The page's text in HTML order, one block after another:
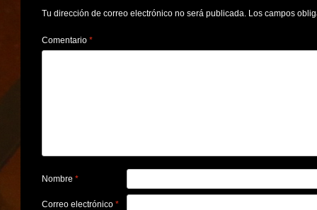
Tu dirección de correo electrónico no será publicada. Los campos
Comentario*
Nombre*
Correo electrónico*